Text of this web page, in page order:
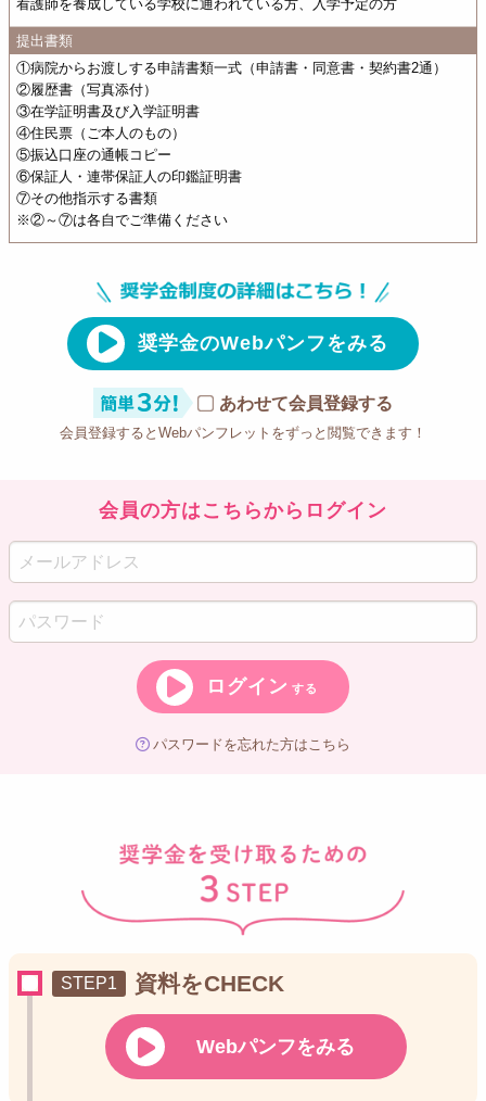
看護師を養成している学校に通われている方、入学予定の方
提出書類
①病院からお渡しする申請書類一式（申請書・同意書・契約書2通）
②履歴書（写真添付）
③在学証明書及び入学証明書
④住民票（ご本人のもの）
⑤振込口座の通帳コピー
⑥保証人・連帯保証人の印鑑証明書
⑦その他指示する書類
※②～⑦は各自でご準備ください
奨学金のWebパンフをみる
あわせて会員登録する
会員登録するとWebパンフレットをずっと閲覧できます！
会員の方はこちらからログイン
ログイン する
パスワードを忘れた方はこちら
資料をCHECK
Webパンフをみる